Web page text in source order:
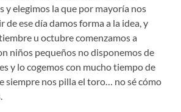
y elegimos la que por mayoría nos
de ese día damos forma a la idea, y
u octubre comenzamos a
niños pequeños no disponemos de
y lo cogemos con mucho tiempo de
siempre nos pilla el toro… no sé cómo